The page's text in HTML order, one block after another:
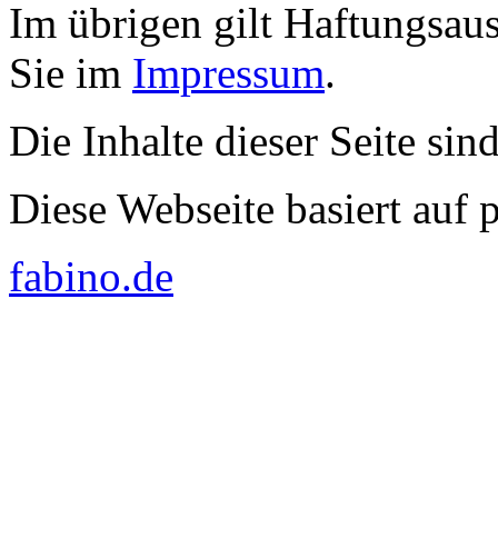
Im übrigen gilt
Sie im Impressum.
Die Inhalte dieser Seite
Diese Webseite basiert auf
fabino.de